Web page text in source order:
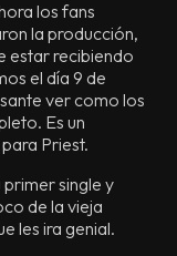
los fans
la producción,
estar recibiendo
el día 9 de
ver como los
Es un
Priest.
primer single y
de la vieja
les ira genial.